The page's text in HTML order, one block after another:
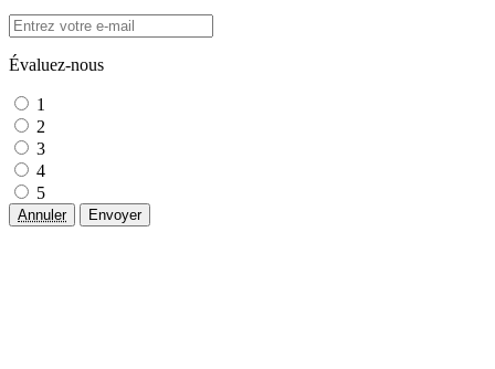
Évaluez-nous
1
2
3
4
5
Annuler Envoyer